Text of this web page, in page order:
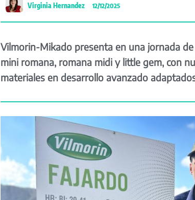
Virginia Hernandez 12/12/2025
Vilmorin-Mikado presenta en una jornada
mini romana, romana midi y little gem, con
materiales en desarrollo avanzado